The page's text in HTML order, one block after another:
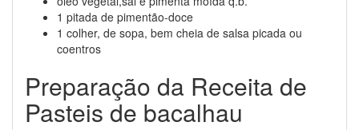
1 pitada de pimentão-doce
1 colher, de sopa, bem cheia de salsa picada ou
coentros
Preparação da Receita de
Pasteis de bacalhau